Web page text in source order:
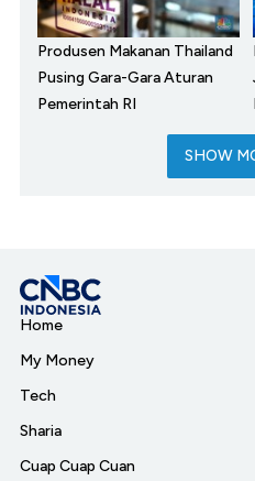
Produsen Makanan Thailand
Pusing Gara-Gara Aturan
Pemerintah RI
SHOW
Home
My Money
Tech
Sharia
Cuap Cuap Cuan